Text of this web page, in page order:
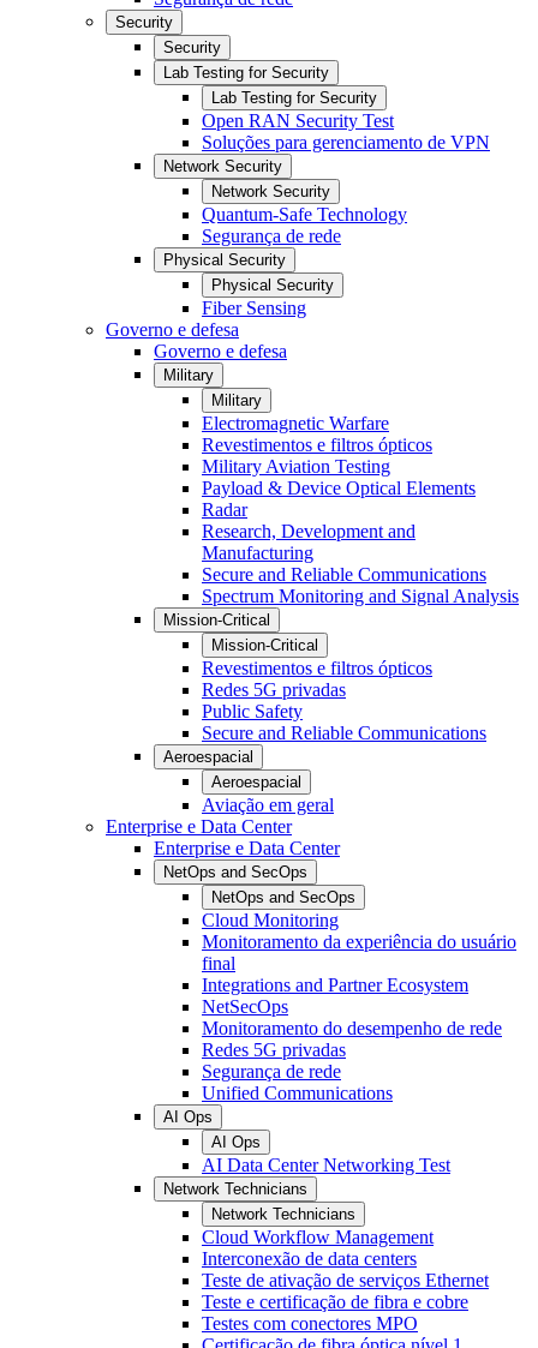
Security
Security
Lab Testing for Security
Lab Testing for Security
Open RAN Security Test
Soluções para gerenciamento de VPN
Network Security
Network Security
Quantum-Safe Technology
Segurança de rede
Physical Security
Physical Security
Fiber Sensing
Governo e defesa
Governo e defesa
Military
Military
Electromagnetic Warfare
Revestimentos e filtros ópticos
Military Aviation Testing
Payload & Device Optical Elements
Radar
Research, Development and
Manufacturing
Secure and Reliable Communications
Spectrum Monitoring and Signal Analysis
Mission-Critical
Mission-Critical
Revestimentos e filtros ópticos
Redes 5G privadas
Public Safety
Secure and Reliable Communications
Aeroespacial
Aeroespacial
Aviação em geral
Enterprise e Data Center
Enterprise e Data Center
NetOps and SecOps
NetOps and SecOps
Cloud Monitoring
Monitoramento da experiência do usuário
final
Integrations and Partner Ecosystem
NetSecOps
Monitoramento do desempenho de rede
Redes 5G privadas
Segurança de rede
Unified Communications
AI Ops
AI Ops
AI Data Center Networking Test
Network Technicians
Network Technicians
Cloud Workflow Management
Interconexão de data centers
Teste de ativação de serviços Ethernet
Teste e certificação de fibra e cobre
Testes com conectores MPO